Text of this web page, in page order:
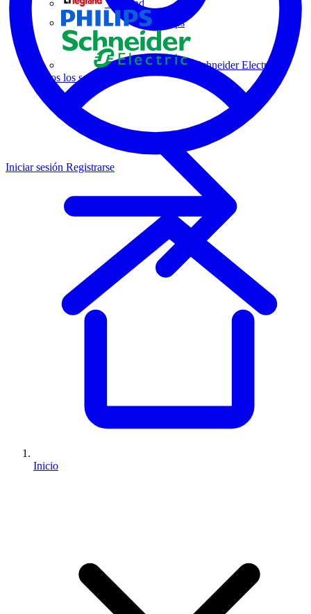
Legrand
Philips
Schneider Electric
Todos los socios
Iniciar sesión Registrarse
Inicio